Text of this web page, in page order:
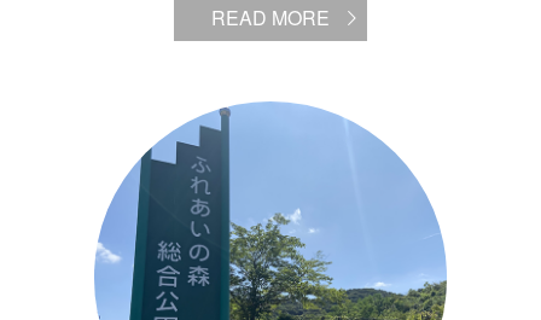
READ MORE